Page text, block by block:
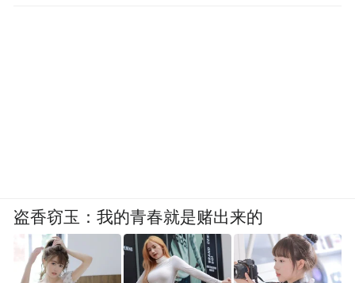
盗香窃玉：我的青春就是赌出来的